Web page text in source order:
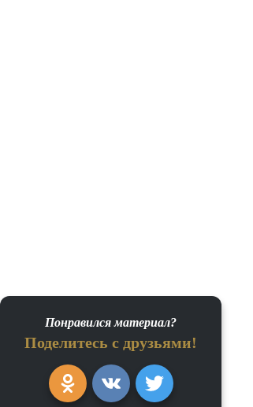
Понравился материал?
Поделитесь с друзьями!